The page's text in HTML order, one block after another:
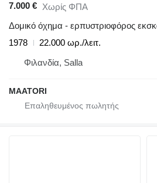
7.000 € Χωρίς ΦΠΑ
Δομικό όχημα - ερπυστριοφόρος
1978
22.000 ωρ./λειτ.
Φιλανδία, Salla
MAATORI